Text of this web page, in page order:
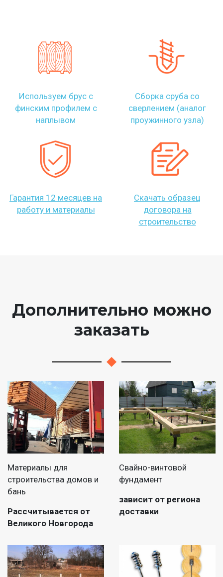
Используем брус с
финским профилем с
наплывом
Сборка сруба со
сверлением (аналог
проужинного узла)
Гарантия 12 месяцев на
работу и материалы
Скачать образец
договора на
строительство
Дополнительно можно
заказать
Материалы для
строительства домов и
бань
Рассчитывается от
Великого Новгорода
Свайно-винтовой
фундамент
зависит от региона
доставки